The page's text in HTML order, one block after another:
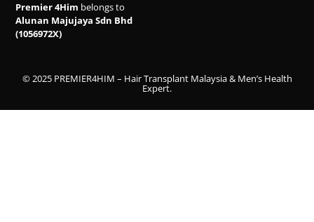
Premier 4Him belongs to
Alunan Majujaya Sdn Bhd
(1056972X)
© 2025 PREMIER4HIM – Hair Transplant Malaysia & Men’s Health
Expert.